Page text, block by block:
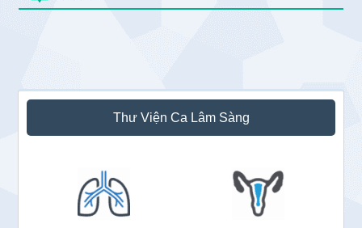
Sidebar
chính
Thư Viện Ca Lâm Sàng